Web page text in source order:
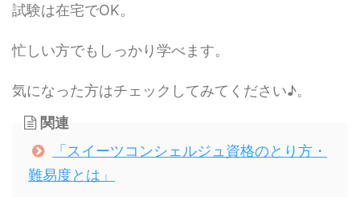
試験は在宅でOK。
忙しい方でもしっかり学べます。
気になった方はチェックしてみてください♪。
関連
「スイーツコンシェルジュ資格のとり方・
難易度とは」